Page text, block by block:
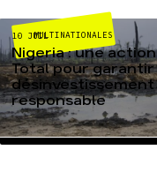
MULTINATIONALES
10 JUIL
Nigeria : une
Total pour garantir
désinvestissement
responsable